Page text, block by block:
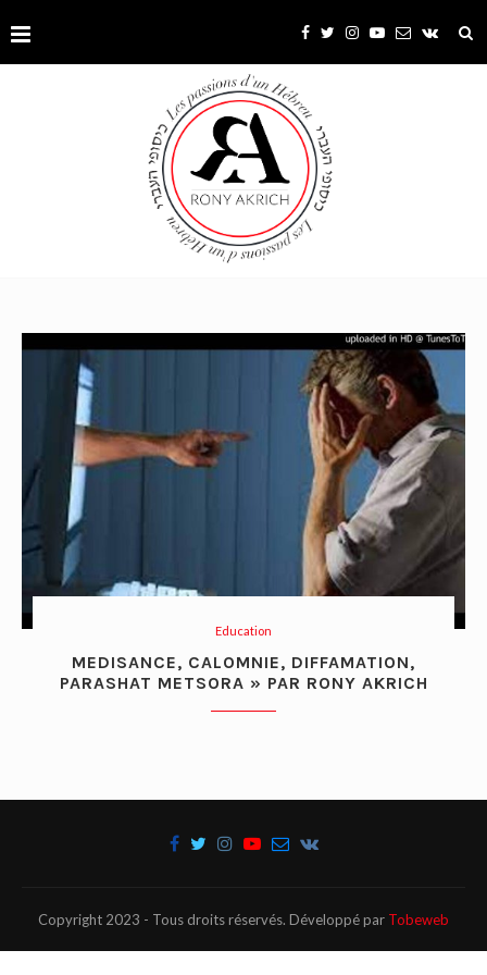
Education
MEDISANCE, CALOMNIE, DIFFAMATION,
PARASHAT METSORA » PAR RONY AKRICH
Copyright 2023 - Tous droits réservés. Développé par Tobeweb